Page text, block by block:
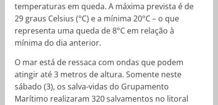
temperaturas em queda. A máxima prevista é de
29 graus Celsius (°C) e a mínima 20°C – o que
representa uma queda de 8°C em relação à
mínima do dia anterior.
O mar está de ressaca com ondas que podem
atingir até 3 metros de altura. Somente neste
sábado (3), os salva-vidas do Grupamento
Marítimo realizaram 320 salvamentos no litoral